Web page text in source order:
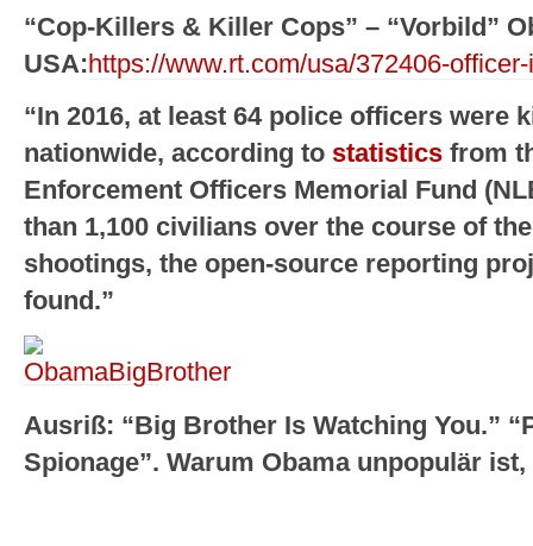
“Cop-Killers & Killer Cops” – “Vorbild”
USA:https://www.rt.com/usa/372406-
“In 2016, at least 64 police officers were
nationwide, according to statistics from
Enforcement Officers Memorial Fund
than 1,100 civilians over the course of
shootings, the open-source reporting
found.”
Ausriß: “Big Brother Is Watching You.”
Spionage”. Warum Obama unpopulär